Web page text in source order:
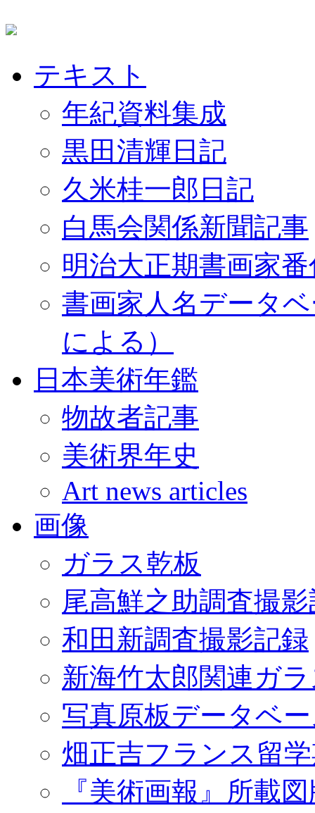
テキスト
年紀資料集成
黒田清輝日記
久米桂一郎日記
白馬会関係新聞記事
明治大正期書画家
書画家人名データ
による）
日本美術年鑑
物故者記事
美術界年史
Art news articles
画像
ガラス乾板
尾高鮮之助調査撮
和田新調査撮影記録
新海竹太郎関連ガ
写真原板データベ
畑正吉フランス留
『美術画報』所載